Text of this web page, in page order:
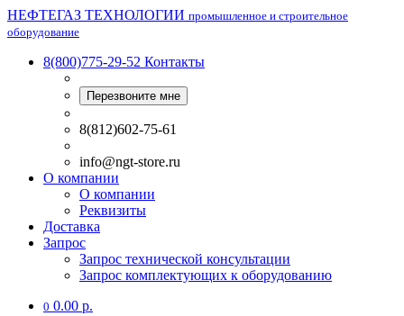
НЕФТЕГАЗ ТЕХНОЛОГИИ промышленное и строительное
оборудование
8(800)775-29-52 Контакты
Перезвоните мне
8(812)602-75-61
info@ngt-store.ru
О компании
О компании
Реквизиты
Доставка
Запрос
Запрос технической консультации
Запрос комплектующих к оборудованию
0 0.00 р.